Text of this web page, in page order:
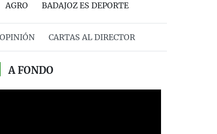
AGRO BADAJOZ ES DEPORTE
OPINIÓN CARTAS AL DIRECTOR
A FONDO